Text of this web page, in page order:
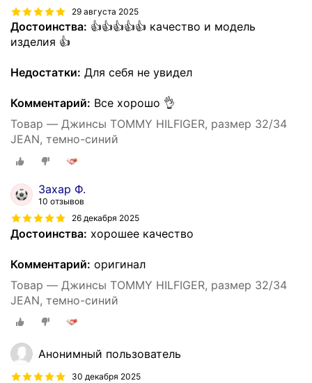
29 августа 2025
Достоинства: 👍👍👍👍👍 качество и модель
изделия 👍
Недостатки: Для себя не увидел
Комментарий: Все хорошо 👌
Товар — Джинсы TOMMY HILFIGER, размер 32/34
JEAN, темно-синий
Захар Ф.
10 отзывов
26 декабря 2025
Достоинства: хорошее качество
Комментарий: оригинал
Товар — Джинсы TOMMY HILFIGER, размер 32/34
JEAN, темно-синий
Анонимный пользователь
30 декабря 2025